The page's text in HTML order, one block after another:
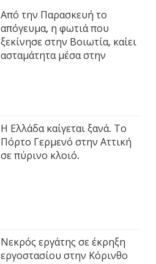
Από την Παρασκευή το
απόγευμα, η φωτιά που
ξεκίνησε στην Βοιωτία, καίει
ασταμάτητα μέσα στην
Η Ελλάδα καίγεται ξανά. Το
Πόρτο Γερμενό στην Αττική
σε πύρινο κλοιό.
Νεκρός εργάτης σε έκρηξη
εργοστασίου στην Κόρινθο